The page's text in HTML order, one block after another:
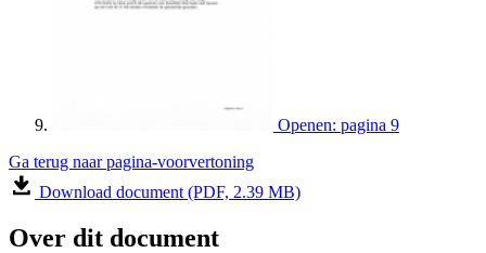
Openen: pagina 9
Ga terug naar pagina-voorvertoning
Download document (PDF, 2.39 MB)
Over dit document